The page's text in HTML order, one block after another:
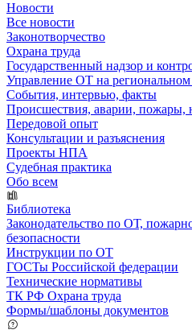
Новости
Все новости
Законотворчество
Охрана труда
Государственный надзор и
Управление ОТ на
События, интервью, факты
Происшествия, аварии, пожары,
Передовой опыт
Консультации и разъяснения
Проекты НПА
Судебная практика
Обо всем
Библиотека
Законодательство по ОТ,
безопасности
Инструкции по ОТ
ГОСТы Российской федерации
Технические нормативы
ТК РФ Охрана труда
Формы/шаблоны документов